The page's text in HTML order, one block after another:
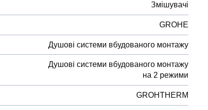
Змішувачі
GROHE
Душові системи вбудованого монтажу
Душові системи вбудованого монтажу
на 2 режими
GROHTHERM